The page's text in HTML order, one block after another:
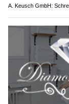
A. Keusch GmbH: